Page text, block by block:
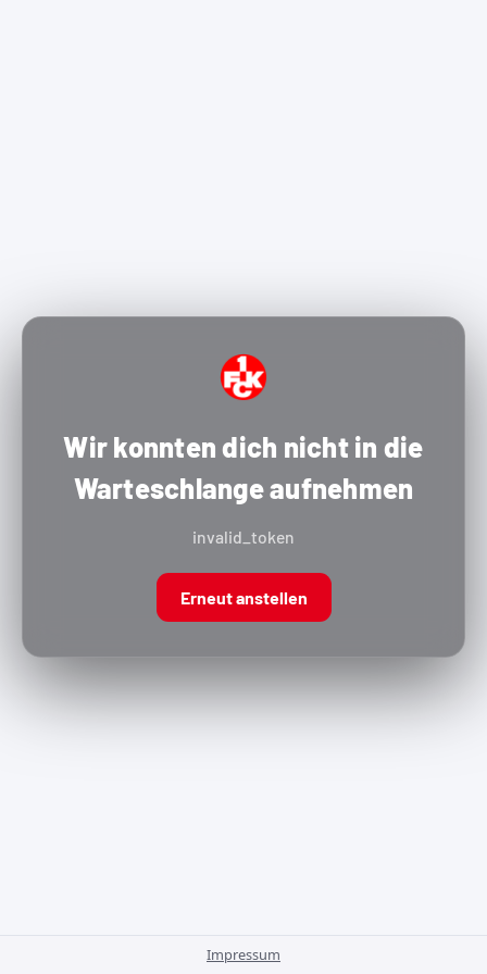
Wir konnten dich nicht in die
Warteschlange aufnehmen
invalid_token
Erneut anstellen
Impressum